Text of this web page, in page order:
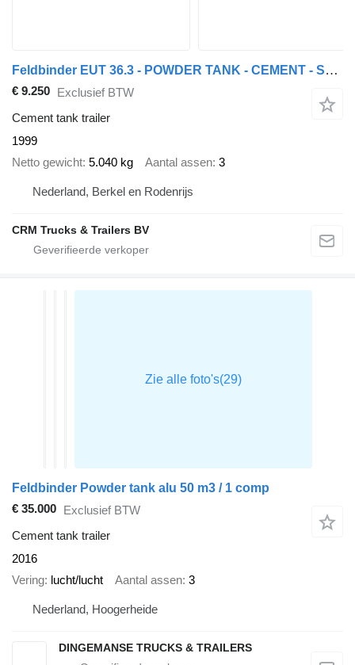
Feldbinder EUT 36.3 - POWDER TANK - CEMENT - SAF DRUM
€ 9.250 Exclusief BTW
Cement tank trailer
1999
Netto gewicht 5.040 kg Aantal assen 3
Nederland, Berkel en Rodenrijs
CRM Trucks & Trailers BV
Feldbinder Powder tank alu 50 m3 / 1 comp
€ 35.000 Exclusief BTW
Cement tank trailer
2016
Vering lucht/lucht Aantal assen 3
Nederland, Hoogerheide
DINGEMANSE TRUCKS & TRAILERS